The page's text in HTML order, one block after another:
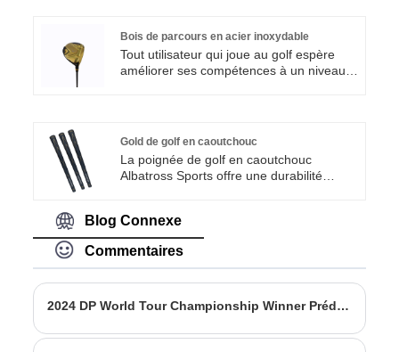
choix diversifiés, des services de
personnalisation flexibles et une réponse
rapide. Choisissez-nous, et vous
choisissez la tranquillité d'esprit !
Bois de parcours en acier inoxydable
Tout utilisateur qui joue au golf espère
améliorer ses compétences à un niveau
sommes un fabricant et fournisseur
professionnel dans le domaine du golf.
Chaque club est soumis à des tests de
qualité stricts pour garantir qu'il répond
vous puissiez acheter en toute confiance.
Gold de golf en caoutchouc
La poignée de golf en caoutchouc
Albatross Sports offre une durabilité
précision sur le parcours. Ces poignées
de golf en caoutchouc sont fabriquées à
partir de caoutchouc de haute qualité et
peuvent être colorées sur mesure pour
correspondre à votre style. Ils fournissent
des sources directes, Fournir des produits
de tous niveaux.
Blog Connexe
Commentaires
2024 DP World Tour Championship Winner Prédiction